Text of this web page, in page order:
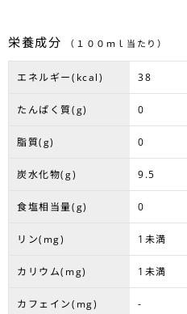
栄養成分 （１００ｍｌ当たり）
エネルギー(kcal) 38
たんぱく質(g) 0
脂質(g) 0
炭水化物(g) 9.5
食塩相当量(g) 0
リン(mg) 1未満
カリウム(mg) 1未満
カフェイン(mg) -